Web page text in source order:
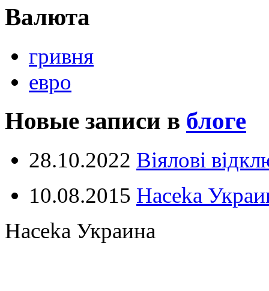
Валюта
гривня
евро
Новые записи в блоге
28.10.2022 Віялові
10.08.2015 Haceka
Haceka Украина